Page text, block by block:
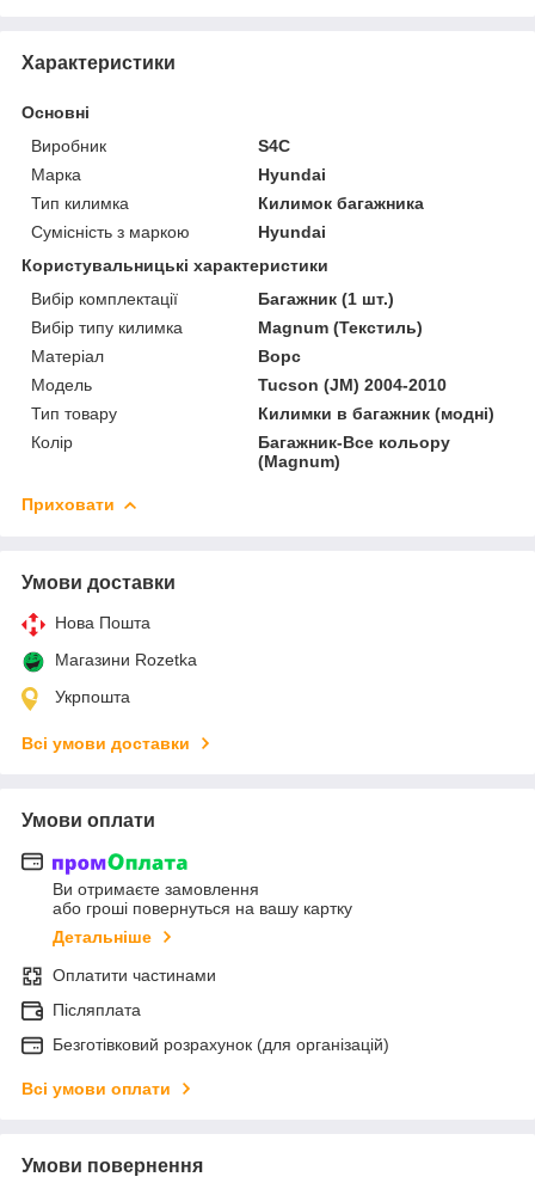
Характеристики
Основні
Виробник
S4C
Марка
Hyundai
Тип килимка
Килимок багажника
Сумісність з маркою
Hyundai
Користувальницькі характеристики
Вибір комплектації
Багажник (1 шт.)
Вибір типу килимка
Magnum (Текстиль)
Матеріал
Ворс
Мoдель
Tucson (JM) 2004-2010
Тип товару
Килимки в багажник (модні)
Колір
Багажник-Все кольору
(Magnum)
Приховати
Умови доставки
Нова Пошта
Магазини Rozetka
Укрпошта
Всі умови доставки
Умови оплати
Ви отримаєте замовлення
або гроші повернуться на вашу картку
Детальніше
Оплатити частинами
Післяплата
Безготівковий розрахунок (для організацій)
Всі умови оплати
Умови повернення